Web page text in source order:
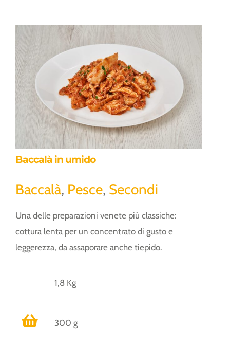
Baccalà in umido
Baccalà, Pesce, Secondi
Una delle preparazioni venete più classiche:
cottura lenta per un concentrato di gusto e
leggerezza, da assaporare anche tiepido.
1,8 Kg
300 g